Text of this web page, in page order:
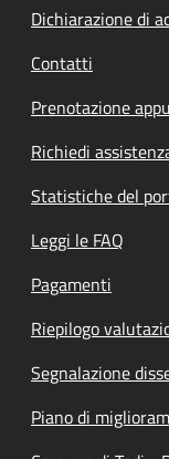
Dichiarazione di
Contatti
Prenotazione
Richiedi
Statistiche del
Leggi le FAQ
Pagamenti
Riepilogo
Segnalazione
Piano di